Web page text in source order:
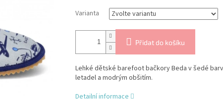
Varianta
Přidat do košíku
Lehké dětské barefoot bačkory Beda v šedé
letadel a modrým obšitím.
Detailní informace